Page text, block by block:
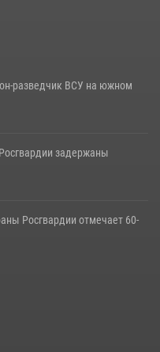
разведчик ВСУ на южном
задержаны
Росгвардии отмечает 60-